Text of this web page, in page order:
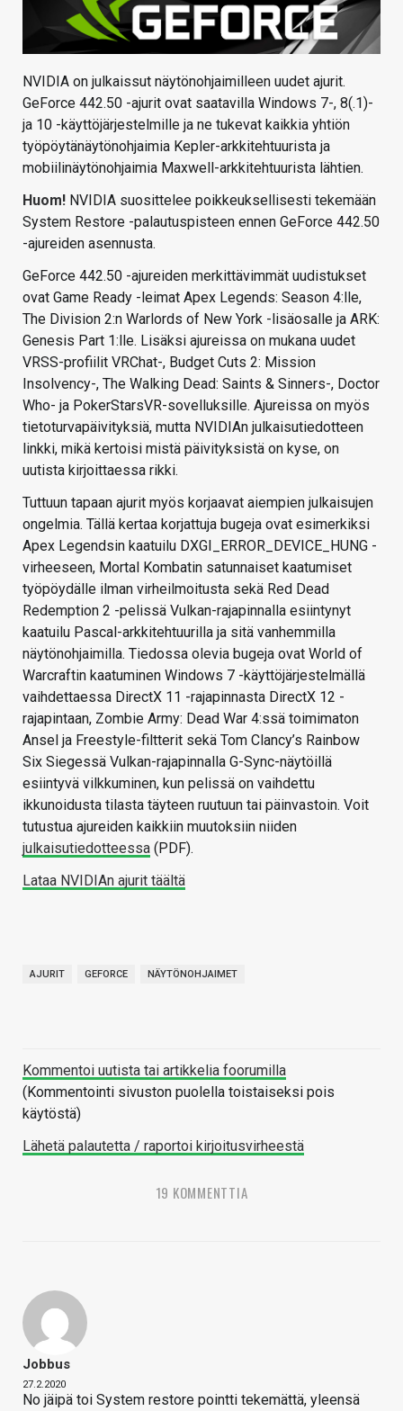
HAKU
NVIDIA on julkaissut näytönohjaimilleen uudet ajurit.
GeForce 442.50 -ajurit ovat saatavilla Windows 7-, 8(.1)-
ja 10 -käyttöjärjestelmille ja ne tukevat kaikkia yhtiön
työpöytänäytönohjaimia Kepler-arkkitehtuurista ja
mobiilinäytönohjaimia Maxwell-arkkitehtuurista lähtien.
Huom! NVIDIA suosittelee poikkeuksellisesti tekemään
System Restore -palautuspisteen ennen GeForce 442.50
-ajureiden asennusta.
GeForce 442.50 -ajureiden merkittävimmät uudistukset
ovat Game Ready -leimat Apex Legends: Season 4:lle,
The Division 2:n Warlords of New York -lisäosalle ja ARK:
Genesis Part 1:lle. Lisäksi ajureissa on mukana uudet
VRSS-profiilit VRChat-, Budget Cuts 2: Mission
Insolvency-, The Walking Dead: Saints & Sinners-, Doctor
Who- ja PokerStarsVR-sovelluksille. Ajureissa on myös
tietoturvapäivityksiä, mutta NVIDIAn julkaisutiedotteen
linkki, mikä kertoisi mistä päivityksistä on kyse, on
uutista kirjoittaessa rikki.
Tuttuun tapaan ajurit myös korjaavat aiempien julkaisujen
ongelmia. Tällä kertaa korjattuja bugeja ovat esimerkiksi
Apex Legendsin kaatuilu DXGI_ERROR_DEVICE_HUNG -
virheeseen, Mortal Kombatin satunnaiset kaatumiset
työpöydälle ilman virheilmoitusta sekä Red Dead
Redemption 2 -pelissä Vulkan-rajapinnalla esiintynyt
kaatuilu Pascal-arkkitehtuurilla ja sitä vanhemmilla
näytönohjaimilla. Tiedossa olevia bugeja ovat World of
Warcraftin kaatuminen Windows 7 -käyttöjärjestelmällä
vaihdettaessa DirectX 11 -rajapinnasta DirectX 12 -
rajapintaan, Zombie Army: Dead War 4:ssä toimimaton
Ansel ja Freestyle-filtterit sekä Tom Clancy’s Rainbow
Six Siegessä Vulkan-rajapinnalla G-Sync-näytöillä
esiintyvä vilkkuminen, kun pelissä on vaihdettu
ikkunoidusta tilasta täyteen ruutuun tai päinvastoin. Voit
tutustua ajureiden kaikkiin muutoksiin niiden
julkaisutiedotteessa (PDF).
Lataa NVIDIAn ajurit täältä
AJURIT GEFORCE NÄYTÖNOHJAIMET
Kommentoi uutista tai artikkelia foorumilla
(Kommentointi sivuston puolella toistaiseksi pois
käytöstä)
Lähetä palautetta / raportoi kirjoitusvirheestä
19 KOMMENTTIA
Jobbus
27.2.2020
No jäipä toi System restore pointti tekemättä, yleensä